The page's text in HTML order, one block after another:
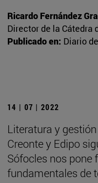
Ricardo Fernández
Director de la Cátedra
Publicado en: Diario
14 | 07 | 2022
Literatura y
Creonte y Edipo
Sófocles nos pone
fundamentales de